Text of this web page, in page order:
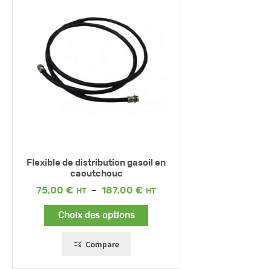
Flexible de distribution gasoil en
caoutchouc
75,00 € – 187,00 €
Plage
Choix des options
Compare